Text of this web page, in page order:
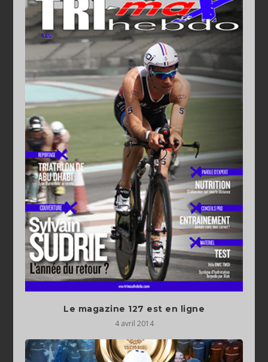
Le magazine 127 est en ligne
4 avril 2014